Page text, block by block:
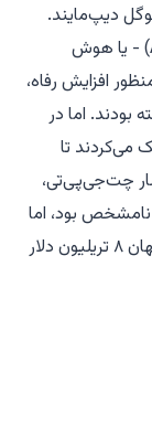
دیپ‌مایند.
آن‌ها برای ساخت هوش مصنوعی عمومی (AGI) - یا هوش
افزایش رفاه،
بودند. اما در
می‌کردند تا
چت‌جی‌پی‌تی،
بود، اما
مجموع ارزش بازار شش شرکت بزرگ فناوری جهان ۸ تریلیون دلار